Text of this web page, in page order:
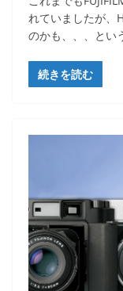
れていましたが、
のかも、、、とい
続きを読む